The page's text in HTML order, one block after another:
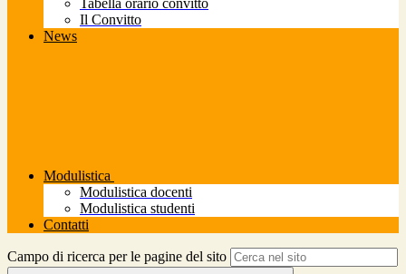
Tabella orario convitto
Il Convitto
News
Modulistica
Modulistica docenti
Modulistica studenti
Contatti
Campo di ricerca per le pagine del sito